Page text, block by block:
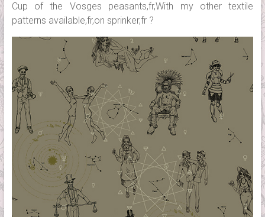
Cup of the Vosges peasants,fr,With my other textile
patterns available,fr,on sprinker,fr ?